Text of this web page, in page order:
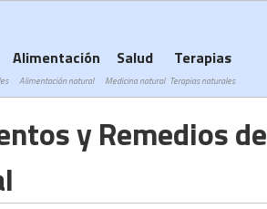
y Remedios de
Alimentación
Alimentación natural
Salud
Medicina natural
Terapias
Terapias naturales